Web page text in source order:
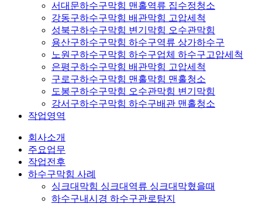
서대문하수구막힘 맨홀역류 집수정청소
강동구하수구막힘 배관막힘 고압세척
성북구하수구막힘 변기막힘 오수관막힘
용산구하수구막힘 하수구역류 상가하수구
노원구하수구막힘 하수구업체 하수구고압세척
은평구하수구막힘 배관막힘 고압세척
구로구하수구막힘 맨홀막힘 맨홀청소
도봉구하수구막힘 오수관막힘 변기막힘
강서구하수구막힘 하수구배관 맨홀청소
작업영역
회사소개
주요업무
작업전후
하수구막힘 사례
싱크대막힘 싱크대역류 싱크대막혔을때
하수구내시경 하수구관로탐지